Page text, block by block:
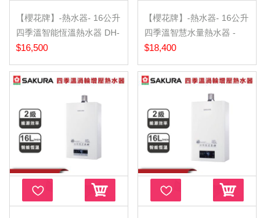
【櫻花牌】-熱水器- 16公升
四季溫智能恆溫熱水器 DH-
1637F
$16,500
【櫻花牌】-熱水器- 16公升
四季溫智慧水量熱水器 -
DH-1672F
$18,400